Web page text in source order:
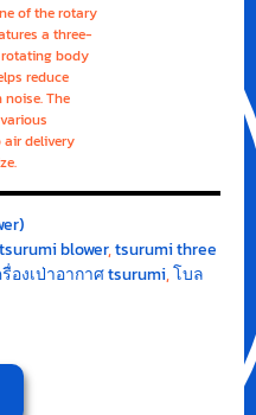
of the rotary
a three-
body
reduce
The
delivery
tsurumi blower,tsurumi three
รื่องเป่าอากาศ tsurumi,โบล